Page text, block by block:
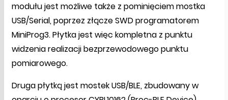
modułu jest możliwe także z pominięciem mostka
USB/Serial, poprzez złącze SWD programatorem
MiniProg3. Płytka jest więc kompletna z punktu
widzenia realizacji bezprzewodowego punktu
pomiarowego.
Druga płytką jest mostek USB/BLE, zbudowany w